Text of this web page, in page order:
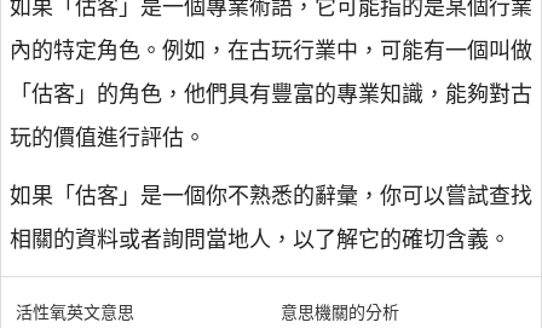
如果「估客」是一個專業術語，它可能指的是某個行業
內的特定角色。例如，在古玩行業中，可能有一個叫做
「估客」的角色，他們具有豐富的專業知識，能夠對古
玩的價值進行評估。
如果「估客」是一個你不熟悉的辭彙，你可以嘗試查找
相關的資料或者詢問當地人，以了解它的確切含義。
活性氧英文意思
意思機關的分析